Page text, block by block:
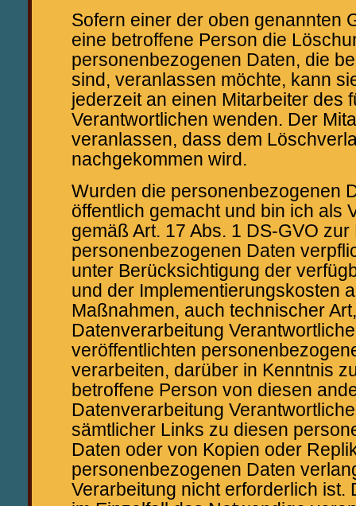
Sofern einer der oben genannten
eine betroffene Person die
personenbezogenen Daten, die
sind, veranlassen möchte, kann
jederzeit an einen Mitarbeiter des
Verantwortlichen wenden. Der
veranlassen, dass dem
nachgekommen wird.
Wurden die personenbezogenen
öffentlich gemacht und bin ich als
gemäß Art. 17 Abs. 1 DS-GVO
personenbezogenen Daten
unter Berücksichtigung der
und der Implementierungskosten
Maßnahmen, auch technischer
Datenverarbeitung
veröffentlichten
verarbeiten, darüber in Kenntnis
betroffene Person von diesen
Datenverarbeitung
sämtlicher Links zu diesen
Daten oder von Kopien oder
personenbezogenen Daten
Verarbeitung nicht erforderlich ist.